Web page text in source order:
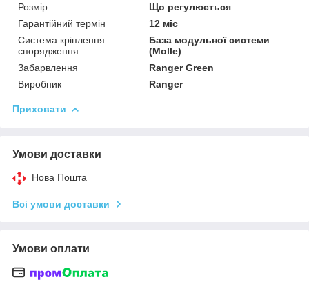
Розмір
Що регулюється
Гарантійний термін
12 міс
Система кріплення
спорядження
База модульної системи
(Molle)
Забарвлення
Ranger Green
Виробник
Ranger
Приховати
Умови доставки
Нова Пошта
Всі умови доставки
Умови оплати